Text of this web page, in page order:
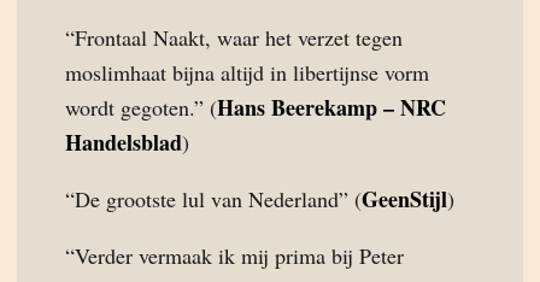
“Frontaal Naakt, waar het verzet tegen
moslimhaat bijna altijd in libertijnse vorm
wordt gegoten.” (Hans Beerekamp – NRC
Handelsblad)
“De grootste lul van Nederland” (GeenStijl)
“Verder vermaak ik mij prima bij Peter